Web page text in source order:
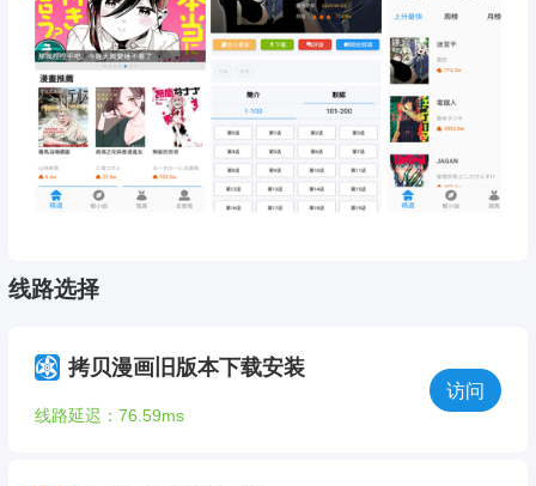
线路选择
拷贝漫画旧版本下载安装
线路延迟：76.59ms
访问